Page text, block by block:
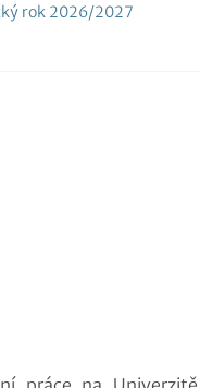
rok 2026/2027